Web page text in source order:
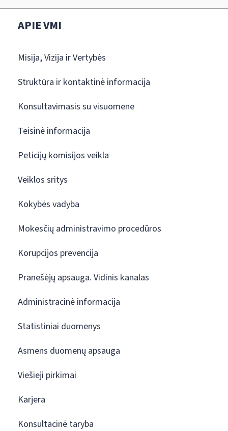
APIE VMI
Misija, Vizija ir Vertybės
Struktūra ir kontaktinė informacija
Konsultavimasis su visuomene
Teisinė informacija
Peticijų komisijos veikla
Veiklos sritys
Kokybės vadyba
Mokesčių administravimo procedūros
Korupcijos prevencija
Pranešėjų apsauga. Vidinis kanalas
Administracinė informacija
Statistiniai duomenys
Asmens duomenų apsauga
Viešieji pirkimai
Karjera
Konsultacinė taryba